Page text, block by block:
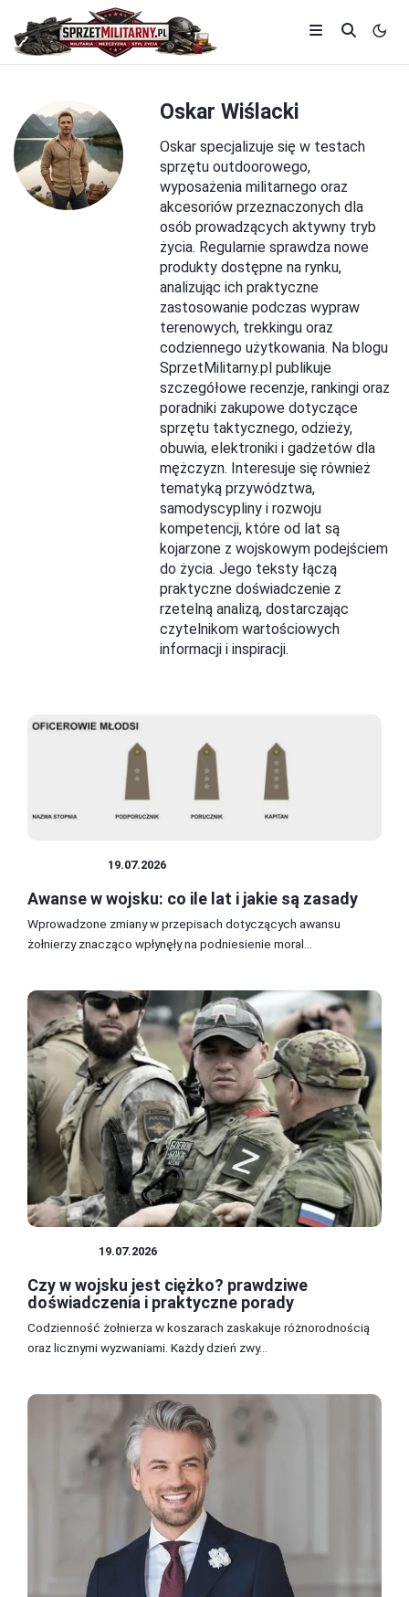
Oskar Wiślacki
Oskar specjalizuje się w testach
sprzętu outdoorowego,
wyposażenia militarnego oraz
akcesoriów przeznaczonych dla
osób prowadzących aktywny tryb
życia. Regularnie sprawdza nowe
produkty dostępne na rynku,
analizując ich praktyczne
zastosowanie podczas wypraw
terenowych, trekkingu oraz
codziennego użytkowania. Na blogu
SprzetMilitarny.pl publikuje
szczegółowe recenzje, rankingi oraz
poradniki zakupowe dotyczące
sprzętu taktycznego, odzieży,
obuwia, elektroniki i gadżetów dla
mężczyzn. Interesuje się również
tematyką przywództwa,
samodyscypliny i rozwoju
kompetencji, które od lat są
kojarzone z wojskowym podejściem
do życia. Jego teksty łączą
praktyczne doświadczenie z
rzetelną analizą, dostarczając
czytelnikom wartościowych
informacji i inspiracji.
19.07.2026
Awanse w wojsku: co ile lat i jakie są zasady
Wprowadzone zmiany w przepisach dotyczących awansu
żołnierzy znacząco wpłynęły na podniesienie moral...
19.07.2026
Czy w wojsku jest ciężko? prawdziwe
doświadczenia i praktyczne porady
Codzienność żołnierza w koszarach zaskakuje różnorodnością
oraz licznymi wyzwaniami. Każdy dzień zwy...